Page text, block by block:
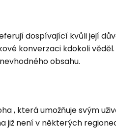
dospívající kvůli její
konverzaci kdokoli
obsahu.
, která umožňuje svým
není v některých